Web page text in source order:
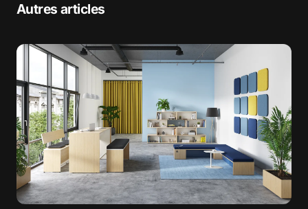
Autres articles